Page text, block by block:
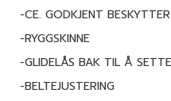
-CE. GODKJENT BESKYTTER
-RYGGSKINNE
-GLIDELÅS BAK TIL Å
-BELTEJUSTERING